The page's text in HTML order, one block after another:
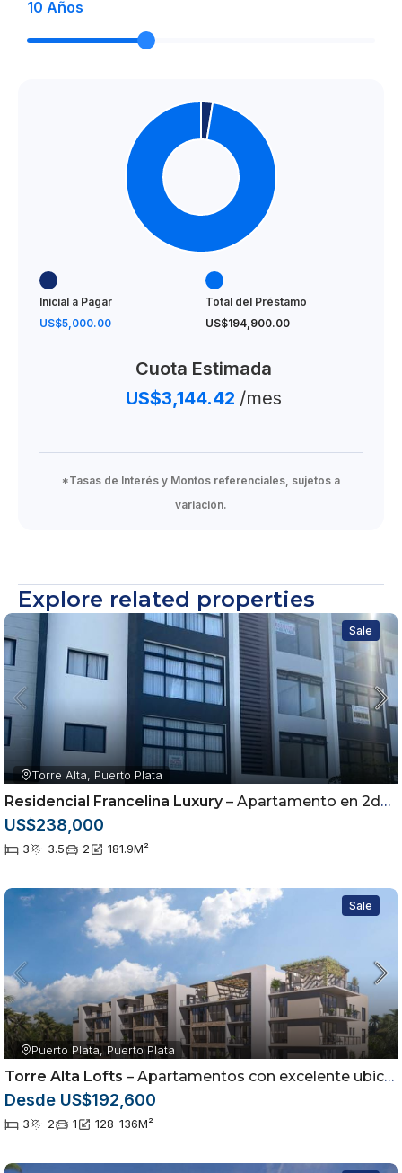
10 Años
Inicial a Pagar
US$5,000.00
Total del Préstamo
US$194,900.00
Cuota Estimada
US$3,144.42 /mes
*Tasas de Interés y Montos referenciales, sujetos a
variación.
Explore related properties
Sale
Torre Alta, Puerto Plata
Residencial Francelina Luxury– Apartamento en 2do nivel ubicado en Urbanización, Torre Alta, Puerto Plata
US$238,000
3 3.5 2 181.9M²
Sale
Puerto Plata, Puerto Plata
Torre Alta Lofts – Apartamentos con excelente ubicación
Desde US$192,600
3 2 1 128-136M²